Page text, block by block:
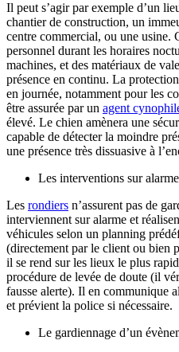
Il peut s’agir par exemple d’un
chantier de construction, un
centre commercial, ou une usine.
personnel durant les horaires
machines, et des matériaux de
présence en continu. La
en journée, notamment pour les
être assurée par un agent
élevé. Le chien amènera une
capable de détecter la moindre
une présence très dissuasive à
Les interventions sur
Les rondiers n’assurent pas de
interviennent sur alarme et
véhicules selon un planning
(directement par le client ou bien
il se rend sur les lieux le plus
procédure de levée de doute (il
fausse alerte). Il en communique
et prévient la police si nécessaire.
Le gardiennage d’un